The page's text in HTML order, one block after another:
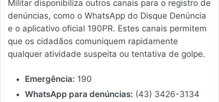
Militar disponibiliza outros canais para o registro de
denúncias, como o WhatsApp do Disque Denúncia
e o aplicativo oficial 190PR. Estes canais permitem
que os cidadãos comuniquem rapidamente
qualquer atividade suspeita ou tentativa de golpe.
Emergência: 190
WhatsApp para denúncias: (43) 3426-3134